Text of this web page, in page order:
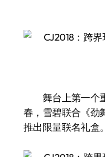
舞台上第一个重
春，雪碧联合《劲
推出限量联名礼盒